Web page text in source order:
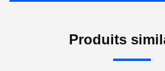
Produits